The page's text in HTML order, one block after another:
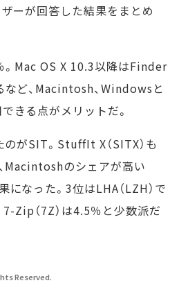
ーが回答した結果をまとめ
Mac OS X 10.3以降はFinder
ど、Macintosh、Windowsと
きる点がメリットだ。
がSIT。StuffIt X（SITX）も
Macintoshのシェアが高い
なった。3位はLHA（LZH）で
Zip（7Z）は4.5％と少数派だ
Reserved.